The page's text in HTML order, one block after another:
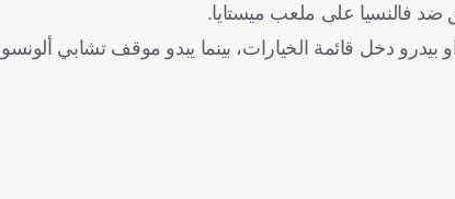
ضد فالنسيا على ملعب ميستايا.
دخل قائمة الخيارات، بينما يبدو موقف تشابي